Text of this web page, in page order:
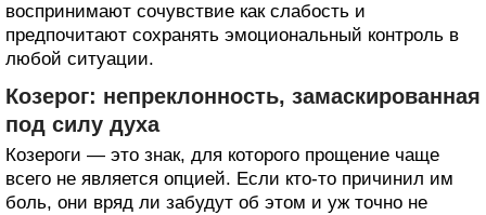
воспринимают сочувствие как слабость и
предпочитают сохранять эмоциональный контроль в
любой ситуации.
Козерог: непреклонность, замаскированная
под силу духа
Козероги — это знак, для которого прощение чаще
всего не является опцией. Если кто-то причинил им
боль, они вряд ли забудут об этом и уж точно не